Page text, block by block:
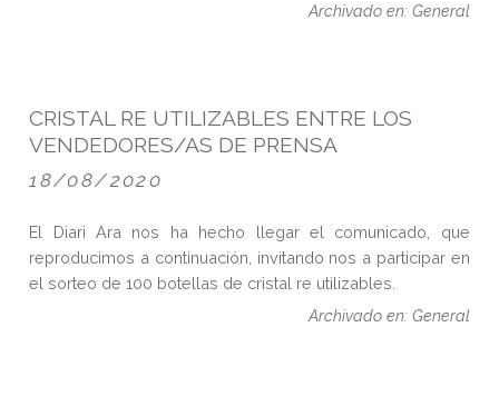
Archivado en: General
18/08/2020
CRISTAL RE UTILIZABLES ENTRE LOS
VENDEDORES/AS DE PRENSA
El Diari Ara nos ha hecho llegar el comunicado, que
reproducimos a continuación, invitando nos a participar en
el sorteo de 100 botellas de cristal re utilizables.
Archivado en: General